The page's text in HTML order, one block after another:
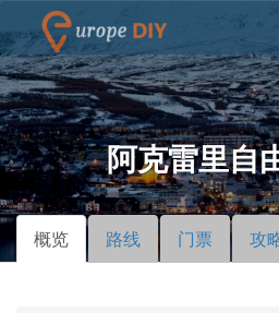
阿克雷里自
主标签
概览
动标
路线 门票 攻